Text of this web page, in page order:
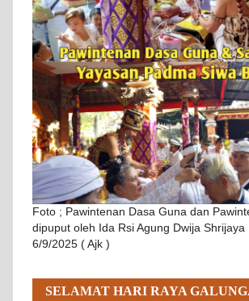
Foto ; Pawintenan Dasa Guna dan
dipuput oleh Ida Rsi Agung Dwija Shrijaya
6/9/2025 ( Ajk )
SELAMAT HARI RAYA